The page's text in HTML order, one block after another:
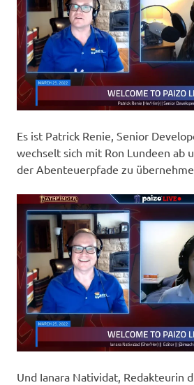
Es ist Patrick Renie, Senior
wechselt sich mit Ron Lundeen ab
der Abenteuerpfade zu
Und Ianara Natividat, Redakteurin